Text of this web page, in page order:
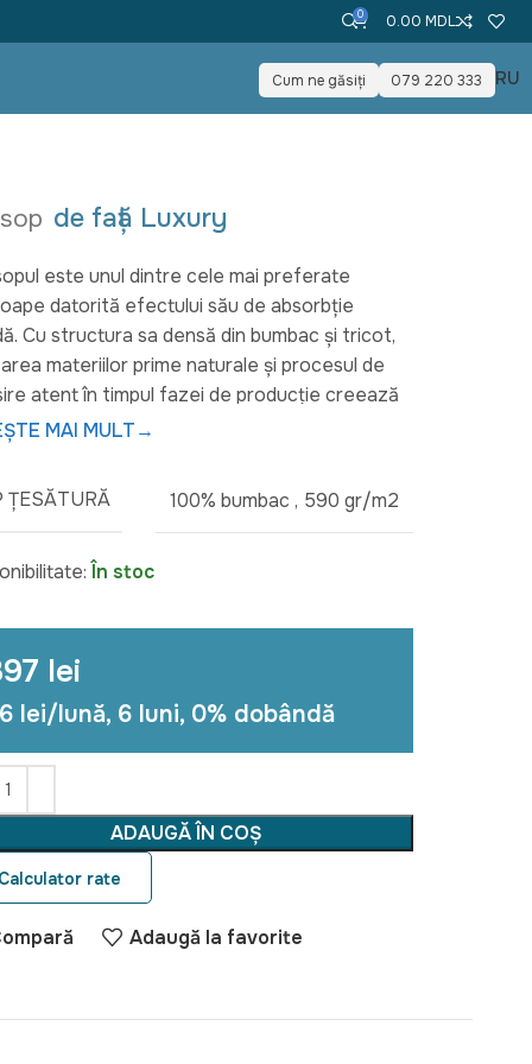
0 0.00 MDL
Cum ne găsiți 079 220 333 RU
de față Luxury
este unul dintre cele mai preferate
datorită efectului său de absorbție
Cu structura sa densă din bumbac și tricot,
materiilor prime naturale și procesul de
atent în timpul fazei de producție creează
care găsesc un echilibru între absorbție,
nu provoacă disconfort în timpul frecării,
vor intra în contact direct cu pielea.
o țesătură moale și fluidă.
MAI MULT→
ȚESĂTURĂ 100% bumbac , 590 gr/m2
În stoc
lei
lei/lună, 6 luni, 0% dobândă
ADAUGĂ ÎN COȘ
Calculator rate
Adaugă la favorite